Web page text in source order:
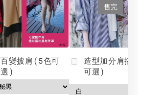
百變披肩(5色可
選)
售完
造型加分肩搭(4色
可選)